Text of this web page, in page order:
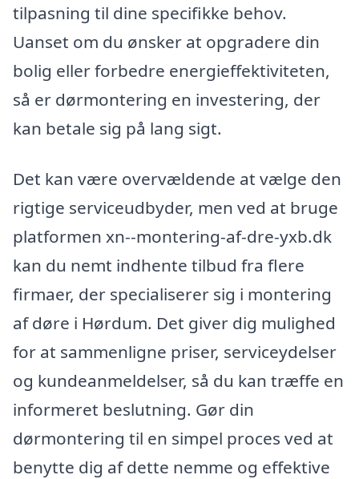
tilpasning til dine specifikke behov.
Uanset om du ønsker at opgradere din
bolig eller forbedre energieffektiviteten,
så er dørmontering en investering, der
kan betale sig på lang sigt.
Det kan være overvældende at vælge den
rigtige serviceudbyder, men ved at bruge
platformen xn--montering-af-dre-yxb.dk
kan du nemt indhente tilbud fra flere
firmaer, der specialiserer sig i montering
af døre i Hørdum. Det giver dig mulighed
for at sammenligne priser, serviceydelser
og kundeanmeldelser, så du kan træffe en
informeret beslutning. Gør din
dørmontering til en simpel proces ved at
benytte dig af dette nemme og effektive